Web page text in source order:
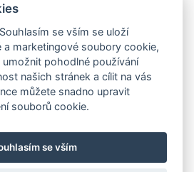
v
kdykoliv odvolat.
Vyzvednutí zboží
se vším se uloží
a marketingové soubory cookie,
pohodlné používání
našich stránek a cílit na vás
můžete snadno upravit
souborů cookie.
se vším